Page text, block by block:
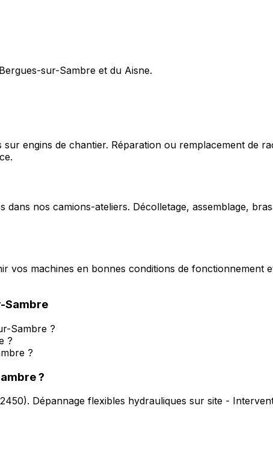
sur-Sambre et du Aisne.
engins de chantier. Réparation ou remplacement de
nos camions-ateliers. Décolletage, assemblage,
vos machines en bonnes conditions de fonctionnement
Sambre
Sambre ?
?
?
?
). Dépannage flexibles hydrauliques sur site -